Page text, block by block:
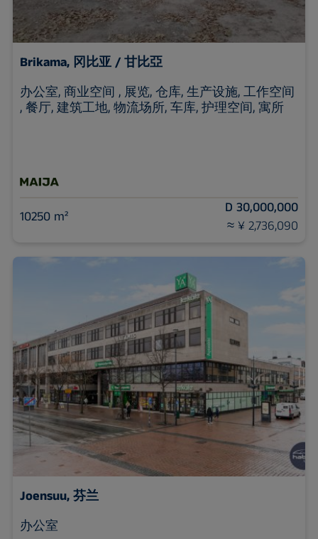
Brikama, 冈比亚 / 甘比亞
办公室, 商业空间 , 展览, 仓库, 生产设施, 工作空间
, 餐厅, 建筑工地, 物流场所, 车库, 护理空间, 寓所
10250 m²
D 30,000,000
≈ ¥ 2,736,090
Joensuu, 芬兰
办公室